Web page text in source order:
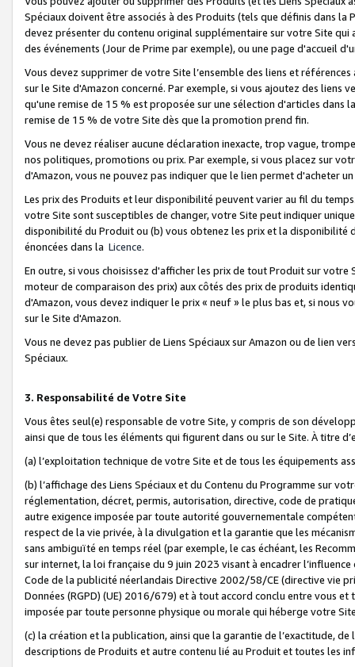
Spéciaux doivent être associés à des Produits (tels que définis dans
devez présenter du contenu original supplémentaire sur votre Site qui
des événements (Jour de Prime par exemple), ou une page d'accueil
Vous devez supprimer de votre Site l’ensemble des liens et
sur le Site d'Amazon concerné. Par exemple, si vous ajoutez des
qu'une remise de 15 % est proposée sur une sélection d'articles
remise de 15 % de votre Site dès que la promotion prend fin.
Vous ne devez réaliser aucune déclaration inexacte, trop vague,
nos politiques, promotions ou prix. Par exemple, si vous placez sur
d'Amazon, vous ne pouvez pas indiquer que le lien permet d'acheter
Les prix des Produits et leur disponibilité peuvent varier au fil du
votre Site sont susceptibles de changer, votre Site peut indiquer
disponibilité du Produit ou (b) vous obtenez les prix et la disponibilité
énoncées dans la Licence.
En outre, si vous choisissez d'afficher les prix de tout Produit sur
moteur de comparaison des prix) aux côtés des prix de produits
d'Amazon, vous devez indiquer le prix « neuf » le plus bas et, si nous
sur le Site d'Amazon.
Vous ne devez pas publier de Liens Spéciaux sur Amazon ou de lien
Spéciaux.
3. Responsabilité de Votre Site
Vous êtes seul(e) responsable de votre Site, y compris de son
ainsi que de tous les éléments qui figurent dans ou sur le Site. À titre
(a) l’exploitation technique de votre Site et de tous les équipements
(b) l’affichage des Liens Spéciaux et du Contenu du Programme sur
réglementation, décret, permis, autorisation, directive, code de
autre exigence imposée par toute autorité gouvernementale
respect de la vie privée, à la divulgation et la garantie que les
sans ambiguïté en temps réel (par exemple, le cas échéant, les
sur internet, la loi française du 9 juin 2023 visant à encadrer
Code de la publicité néerlandais Directive 2002/58/CE (directive vie
Données (RGPD) (UE) 2016/679) et à tout accord conclu entre vous
imposée par toute personne physique ou morale qui héberge votre
(c) la création et la publication, ainsi que la garantie de l’exactitude,
descriptions de Produits et autre contenu lié au Produit et toutes les